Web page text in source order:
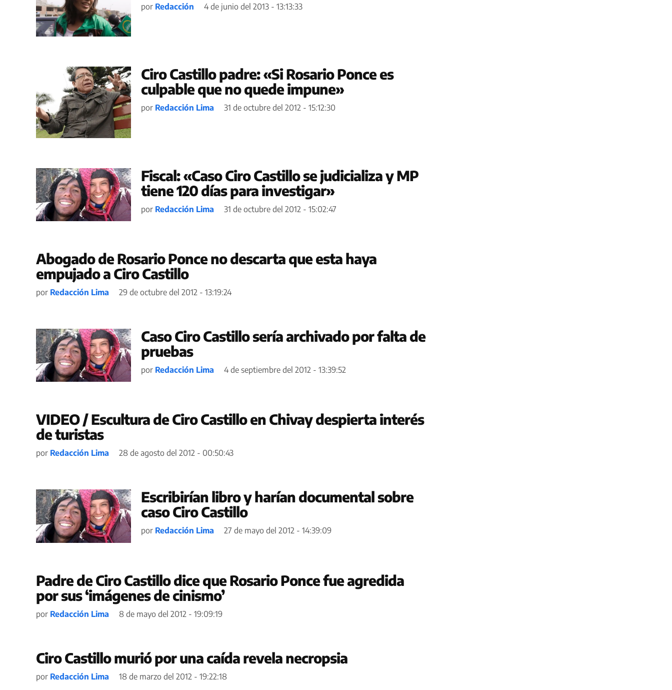
por Redacción 4 de junio del 2013 - 13:13:33
Ciro Castillo padre: «Si Rosario Ponce es
culpable que no quede impune»
por Redacción Lima 31 de octubre del 2012 - 15:12:30
Fiscal: «Caso Ciro Castillo se judicializa y MP
tiene 120 días para investigar»
por Redacción Lima 31 de octubre del 2012 - 15:02:47
Abogado de Rosario Ponce no descarta que esta haya
empujado a Ciro Castillo
por Redacción Lima 29 de octubre del 2012 - 13:19:24
Caso Ciro Castillo sería archivado por falta de
pruebas
por Redacción Lima 4 de septiembre del 2012 - 13:39:52
VIDEO / Escultura de Ciro Castillo en Chivay despierta interés
de turistas
por Redacción Lima 28 de agosto del 2012 - 00:50:43
Escribirían libro y harían documental sobre
caso Ciro Castillo
por Redacción Lima 27 de mayo del 2012 - 14:39:09
Padre de Ciro Castillo dice que Rosario Ponce fue agredida
por sus ‘imágenes de cinismo’
por Redacción Lima 8 de mayo del 2012 - 19:09:19
Ciro Castillo murió por una caída revela necropsia
por Redacción Lima 18 de marzo del 2012 - 19:22:18